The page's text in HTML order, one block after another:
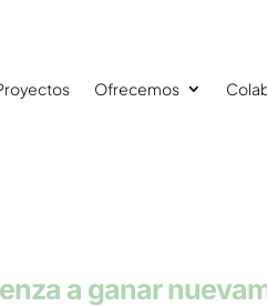
Ofrecemos
a ganar